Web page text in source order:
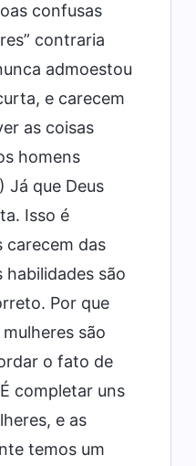
confusas
contraria
admoestou
e carecem
as coisas
homens
Já que Deus
Isso é
carecem das
habilidades são
Por que
são
o fato de
completar uns
e as
temos um